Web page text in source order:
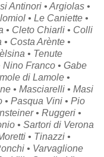
Antinori • Argiolas •
• Le Caniette •
• Cleto Chiarli • Colli
Costa Arènte •
• Tenute
Nino Franco • Gabe
di Lamole •
• Masciarelli • Masi
• Pasqua Vini • Pio
• Ruggeri •
• Sartori di Verona
• Tinazzi •
• Varvaglione